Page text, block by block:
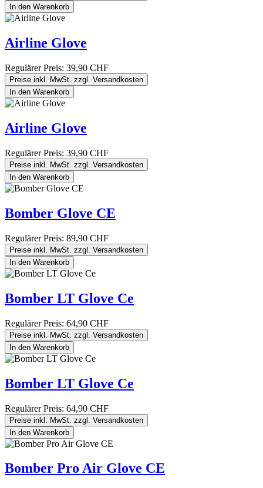
In den Warenkorb
Airline Glove
Regulärer Preis: 39,90 CHF
Preise inkl. MwSt. zzgl. Versandkosten
In den Warenkorb
Airline Glove
Regulärer Preis: 39,90 CHF
Preise inkl. MwSt. zzgl. Versandkosten
In den Warenkorb
Bomber Glove CE
Regulärer Preis: 89,90 CHF
Preise inkl. MwSt. zzgl. Versandkosten
In den Warenkorb
Bomber LT Glove Ce
Regulärer Preis: 64,90 CHF
Preise inkl. MwSt. zzgl. Versandkosten
In den Warenkorb
Bomber LT Glove Ce
Regulärer Preis: 64,90 CHF
Preise inkl. MwSt. zzgl. Versandkosten
In den Warenkorb
Bomber Pro Air Glove CE